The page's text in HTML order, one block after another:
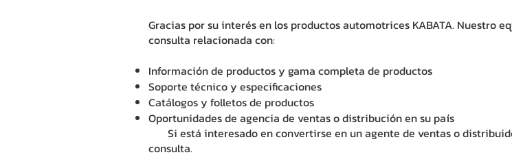
Gracias por su interés en los productos automotrices KABATA. Nuestro
consulta relacionada con:
Información de productos y gama completa de productos
Soporte técnico y especificaciones
Catálogos y folletos de productos
Oportunidades de agencia de ventas o distribución en su país
Si está interesado en convertirse en un agente de ventas o
consulta.